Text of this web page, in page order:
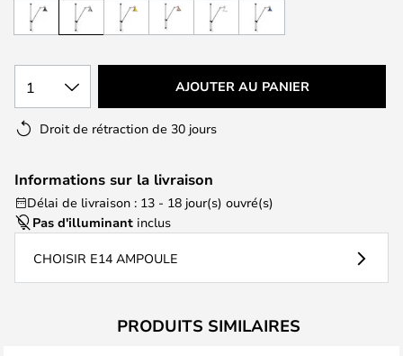
1 AJOUTER AU PANIER
Droit de rétraction de 30 jours
Informations sur la livraison
Délai de livraison : 13 - 18 jour(s) ouvré(s)
Pas d'illuminant inclus
CHOISIR E14 AMPOULE
PRODUITS SIMILAIRES